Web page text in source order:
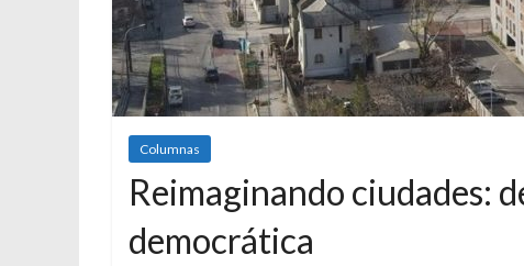
Columnas
Reimaginando ciudades:
democrática